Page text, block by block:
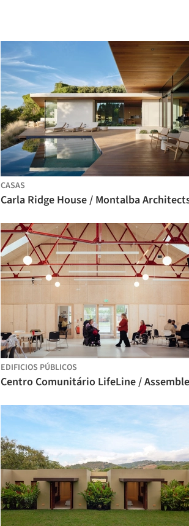
CASAS
Carla Ridge House / Montalba
EDIFICIOS PÚBLICOS
Centro Comunitário LifeLine / Assemble